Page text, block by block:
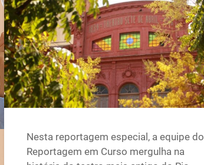
Nesta reportagem especial, a equipe do
Reportagem em Curso mergulha na